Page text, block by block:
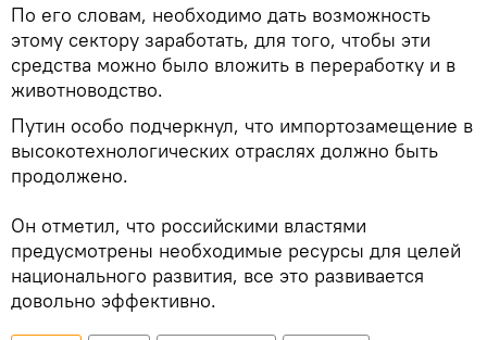
По его словам, необходимо дать возможность
этому сектору заработать, для того, чтобы эти
средства можно было вложить в переработку и в
животноводство.
Путин особо подчеркнул, что импортозамещение в
высокотехнологических отраслях должно быть
продолжено.
Он отметил, что российскими властями
предусмотрены необходимые ресурсы для целей
национального развития, все это развивается
довольно эффективно.